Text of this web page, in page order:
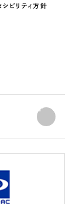
シビリティ方針